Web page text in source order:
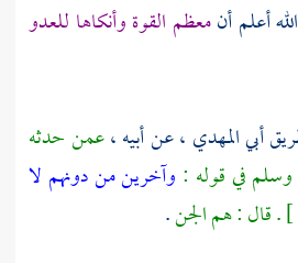
أعلم أنمعظم القوة وأنكاها للعدو
أبي المهدي ،عن أبيه ،عمن حدثه
وسلم في قوله : وآخرين من دونهم لا
.